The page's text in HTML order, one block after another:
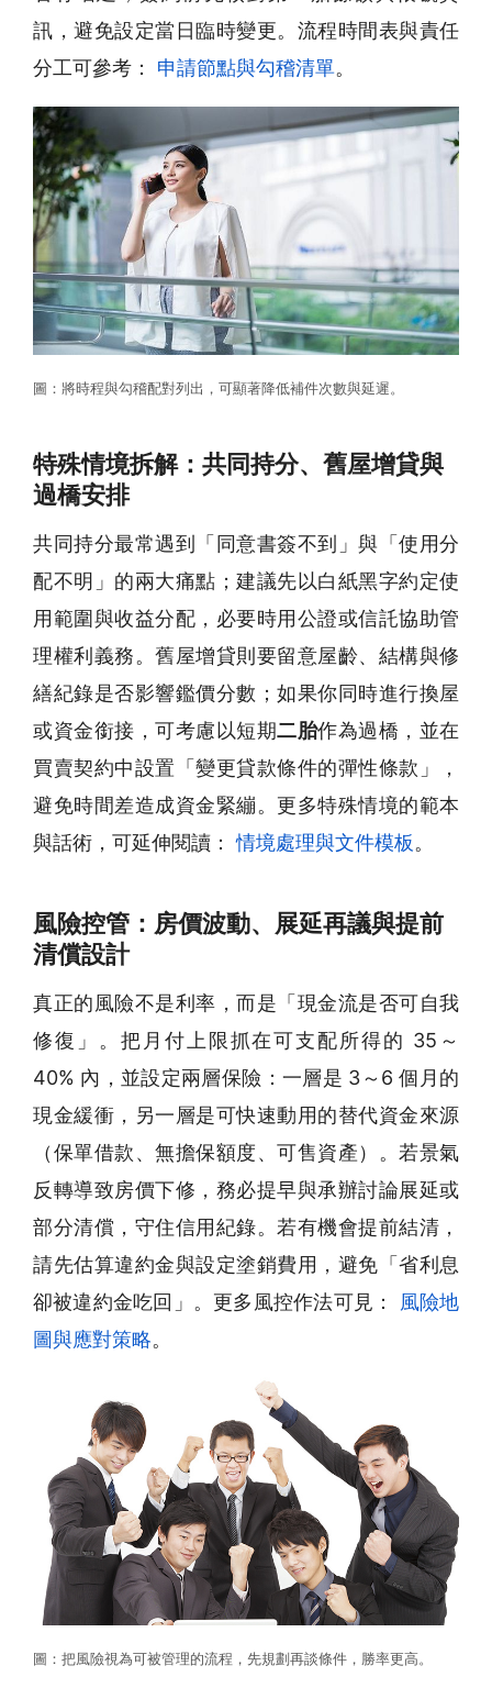
訊，避免設定當日臨時變更。流程時間表與責任
分工可參考：
申請節點與勾稽清單。
圖：將時程與勾稽配對列出，可顯著降低補件次數與延遲。
特殊情境拆解：共同持分、舊屋增貸與
過橋安排
共同持分最常遇到「同意書簽不到」與「使用分
配不明」的兩大痛點；建議先以白紙黑字約定使
用範圍與收益分配，必要時用公證或信託協助管
理權利義務。舊屋增貸則要留意屋齡、結構與修
繕紀錄是否影響鑑價分數；如果你同時進行換屋
或資金銜接，可考慮以短期二胎作為過橋，並在
買賣契約中設置「變更貸款條件的彈性條款」，
避免時間差造成資金緊繃。更多特殊情境的範本
與話術，可延伸閱讀： 情境處理與文件模板。
風險控管：房價波動、展延再議與提前
清償設計
真正的風險不是利率，而是「現金流是否可自我
修復」。把月付上限抓在可支配所得的 35～
40% 內，並設定兩層保險：一層是 3～6 個月的
現金緩衝，另一層是可快速動用的替代資金來源
（保單借款、無擔保額度、可售資產）。若景氣
反轉導致房價下修，務必提早與承辦討論展延或
部分清償，守住信用紀錄。若有機會提前結清，
請先估算違約金與設定塗銷費用，避免「省利息
卻被違約金吃回」。更多風控作法可見：
風險地
圖與應對策略。
圖：把風險視為可被管理的流程，先規劃再談條件，勝率更高。